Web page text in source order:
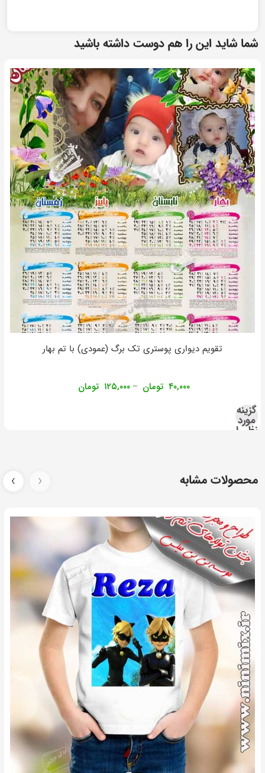
شما شاید این را هم دوست داشته باشید
تقویم دیواری پوستری تک برگ (عمودی) با تم بهار
۴۰,۰۰۰ تومان – ۱۲۵,۰۰۰ تومان
گزینه
مورد
نظر را
محصولات مشابه ‹
›